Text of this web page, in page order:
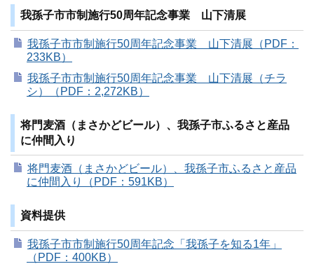
我孫子市市制施行50周年記念事業 山下清展
我孫子市市制施行50周年記念事業 山下清展（PDF：
233KB）
我孫子市市制施行50周年記念事業 山下清展（チラ
シ）（PDF：2,272KB）
将門麦酒（まさかどビール）、我孫子市ふるさと産品
に仲間入り
将門麦酒（まさかどビール）、我孫子市ふるさと産品
に仲間入り（PDF：591KB）
資料提供
我孫子市市制施行50周年記念「我孫子を知る1年」
（PDF：400KB）